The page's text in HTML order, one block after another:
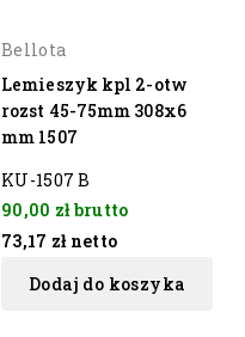
Bellota
Lemieszyk kpl 2-otw
rozst 45-75mm 308x6
mm 1507
KU-1507 B
90,00 złbrutto
73,17 zł netto
Dodaj do koszyka